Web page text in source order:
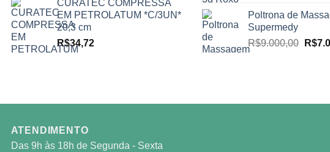
CURATEC COMPRESSA
EM PETROLATUM *C/3UN*
20,3 cm
R$34,72
Poltrona de
Supermedy
R$9.000,00 O
R$
ATENDIMENTO
Das 9h às 18h de Segunda - Sexta